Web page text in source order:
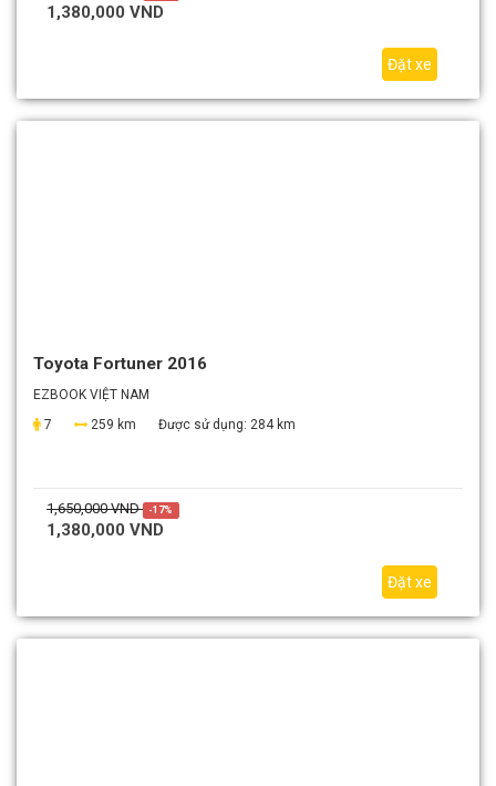
1,380,000 VND
Đặt xe
Toyota Fortuner 2016
EZBOOK VIỆT NAM
7
259 km Được sử dụng: 284 km
1,650,000 VND -17%
1,380,000 VND
Đặt xe